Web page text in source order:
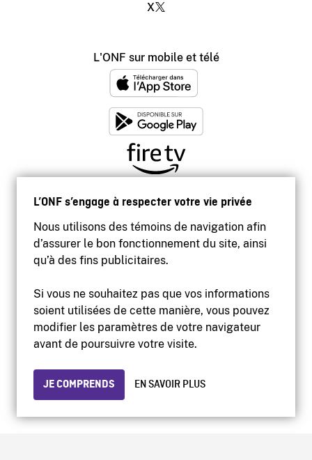
L’ONF s’engage à respecter votre vie privée
Nous utilisons des témoins de navigation afin
d’assurer le bon fonctionnement du site, ainsi
qu’à des fins publicitaires.
Si vous ne souhaitez pas que vos informations
soient utilisées de cette manière, vous pouvez
modifier les paramètres de votre navigateur
avant de poursuivre votre visite.
JE COMPRENDS EN SAVOIR PLUS
X
L'ONF sur mobile et télé
Accessibilité
Site institutionnel
Protection des renseignements personnels
© 2026 Office national du film du Canada